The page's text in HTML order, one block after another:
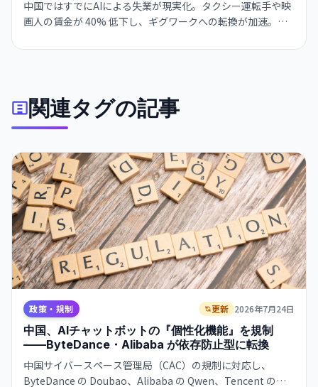
中国ではすでにAIによる失業が現実化。タクシー運転手や映
画人の賃金が 40% 低下し、ギグワークへの転換が加速。国
は雇用創出と AI 融合の同時実現にかじを切った。
関連タグの記事
政策・規制 更新 2026年7月24日
中国、AIチャットボットの『個性化機能』を規制
——ByteDance・Alibaba が依存防止型に転換
中国サイバースペース管理局（CAC）の規制に対応し、
ByteDance の Doubao、Alibaba の Qwen、Tencent の